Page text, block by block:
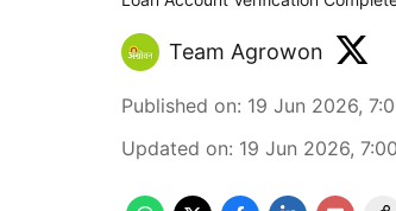
Team Agrowon
Published on: 19 Jun 2026,
Updated on: 19 Jun 2026,